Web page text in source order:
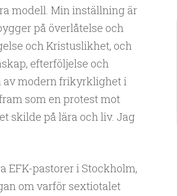
modell. Min inställning är
på överlåtelse och
och Kristuslikhet, och
efterföljelse och
av modern frikyrklighet i
som en protest mot
skilde på lära och liv. Jag
EFK-pastorer i Stockholm,
om varför sextiotalet